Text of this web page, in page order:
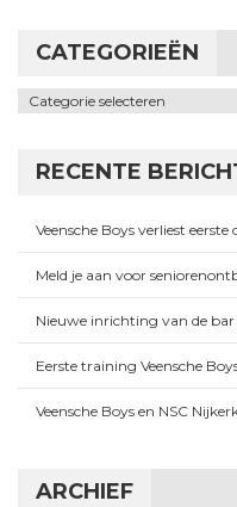
CATEGORIEËN
Categorieën
RECENTE
Veensche Boys verliest
Meld je aan voor
Nieuwe inrichting van de bar
Eerste training Veensche
Veensche Boys en NSC
ARCHIEF